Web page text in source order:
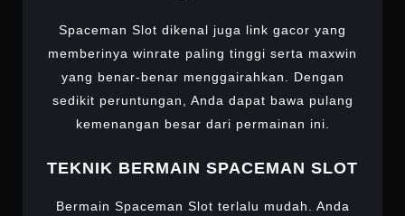
Spaceman Slot dikenal juga link gacor yang
memberinya winrate paling tinggi serta maxwin
yang benar-benar menggairahkan. Dengan
sedikit peruntungan, Anda dapat bawa pulang
kemenangan besar dari permainan ini.
TEKNIK BERMAIN SPACEMAN SLOT
Bermain Spaceman Slot terlalu mudah. Anda